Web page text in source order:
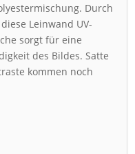
Durch
Leinwand UV-
sorgt für eine
des Bildes. Satte
kommen noch